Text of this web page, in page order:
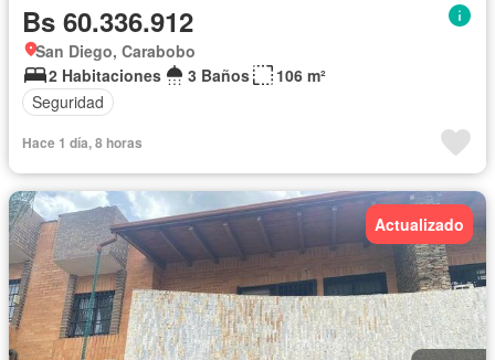
Bs 60.336.912
San Diego, Carabobo
2 Habitaciones
3 Baños
106 m²
Seguridad
Hace 1 día, 8 horas
Actualizado